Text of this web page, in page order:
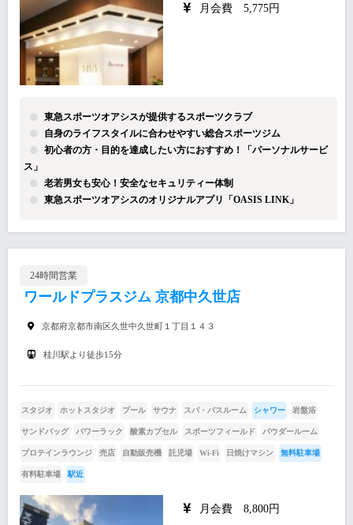
月会費 5,775円
東急スポーツオアシスが提供するスポーツクラブ
自身のライフスタイルに合わせやすい総合スポーツジム
初心者の方・目的を達成したい方におすすめ！「パーソナルサービ
ス」
老若男女も安心！安全なセキュリティー体制
東急スポーツオアシスのオリジナルアプリ「OASIS LINK」
24時間営業
ワールドプラスジム 京都中久世店
京都府京都市南区久世中久世町１丁目１４３
桂川駅より徒歩15分
スタジオ ホットスタジオ プール サウナ スパ・バスルーム シャワー 岩盤浴
サンドバッグ パワーラック 酸素カプセル スポーツフィールド パウダールーム
プロテインラウンジ 売店 自動販売機 託児場 Wi-Fi 日焼けマシン 無料駐車場
有料駐車場 駅近
月会費 8,800円